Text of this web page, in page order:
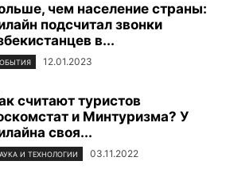
чем население страны:
подсчитал звонки
в...
12.01.2023
считают туристов
и Минтуризма? У
своя...
И ТЕХНОЛОГИИ 03.11.2022